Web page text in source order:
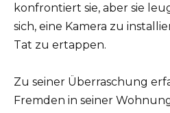
konfrontiert sie, aber sie
sich, eine Kamera zu
Tat zu ertappen.
Zu seiner Überraschung
Fremden in seiner